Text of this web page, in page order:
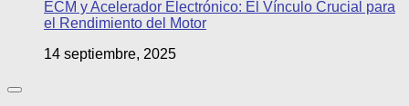
ECM y Acelerador Electrónico: El Vínculo Crucial para
el Rendimiento del Motor
14 septiembre, 2025